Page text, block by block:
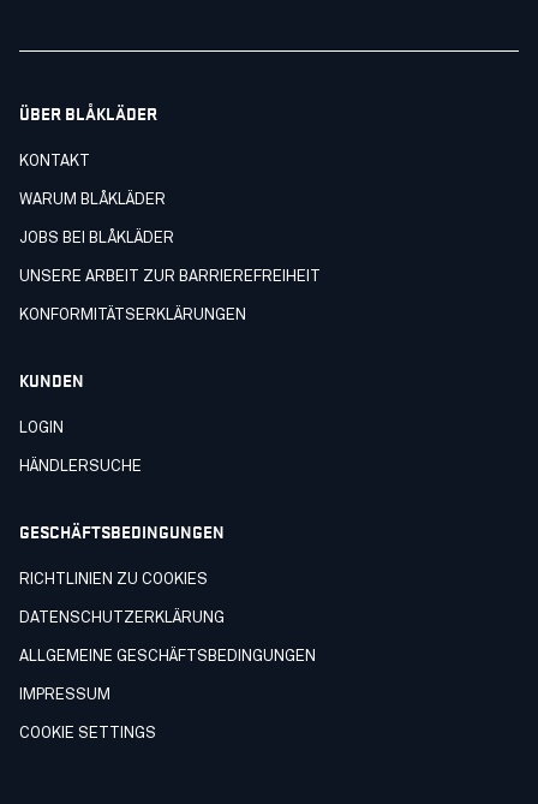
ÜBER BLÅKLÄDER
KONTAKT
WARUM BLÅKLÄDER
JOBS BEI BLÅKLÄDER
UNSERE ARBEIT ZUR BARRIEREFREIHEIT
KONFORMITÄTSERKLÄRUNGEN
KUNDEN
LOGIN
HÄNDLERSUCHE
GESCHÄFTSBEDINGUNGEN
RICHTLINIEN ZU COOKIES
DATENSCHUTZERKLÄRUNG
ALLGEMEINE GESCHÄFTSBEDINGUNGEN
IMPRESSUM
COOKIE SETTINGS